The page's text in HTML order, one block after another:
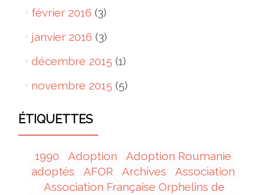
février 2016 (3)
janvier 2016 (3)
décembre 2015 (1)
novembre 2015 (5)
ÉTIQUETTES
1990 Adoption
Adoption Roumanie
adoptés
AFOR Archives
Association
Association Française Orphelins de